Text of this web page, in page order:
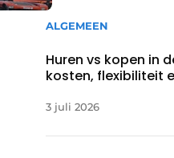
ALGEMEEN
Huren vs kopen in
kosten, flexibiliteit
3 juli 2026